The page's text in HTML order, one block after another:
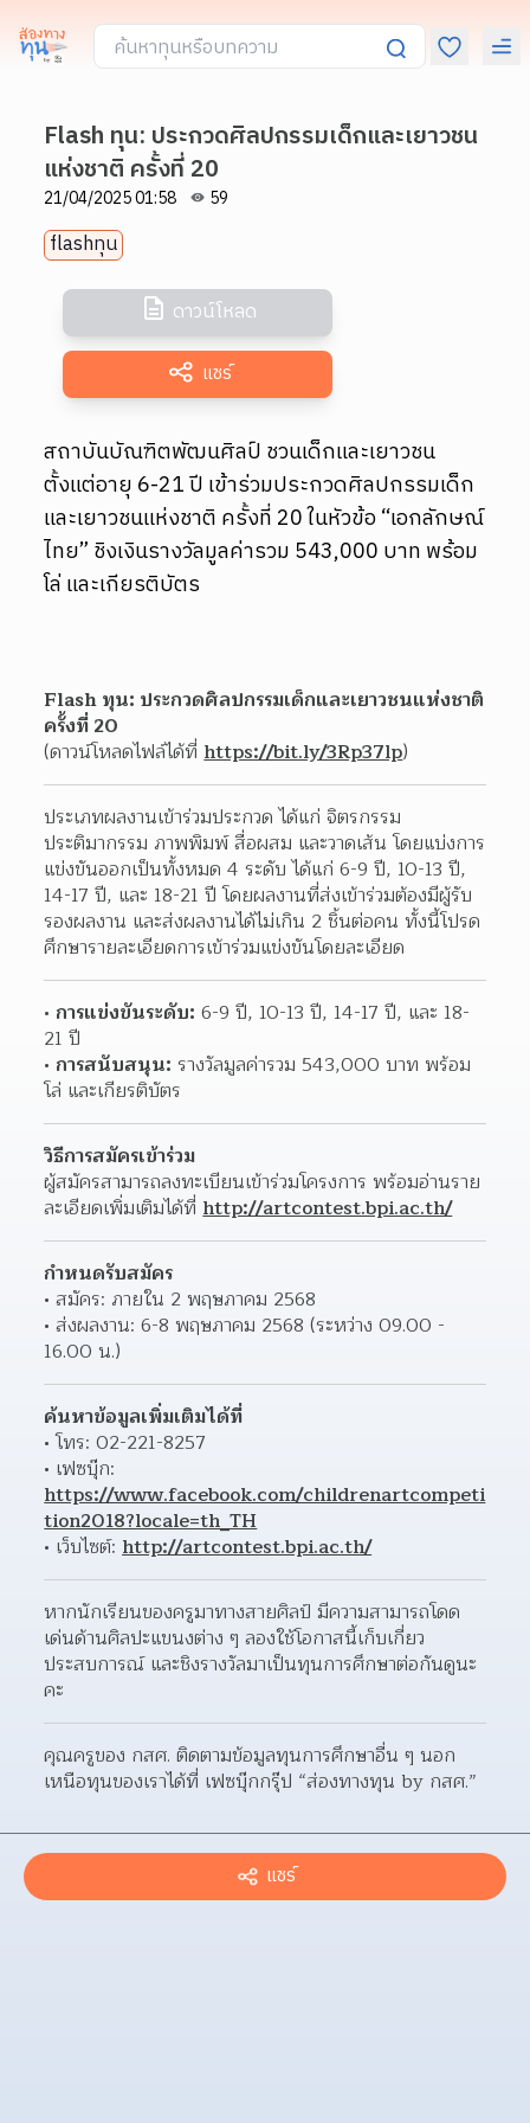
Flash ทุน: ประกวดศิลปกรรมเด็กและเยาวชน
แห่งชาติ ครั้งที่ 20
21/04/2025 01:58 59
flashทุน
ดาวน์โหลด
แชร์
สถาบันบัณฑิตพัฒนศิลป์ ชวนเด็กและเยาวชน
ตั้งแต่อายุ 6-21 ปี เข้าร่วมประกวดศิลปกรรมเด็ก
และเยาวชนแห่งชาติ ครั้งที่ 20 ในหัวข้อ “เอกลักษณ์
ไทย” ชิงเงินรางวัลมูลค่ารวม 543,000 บาท พร้อม
โล่ และเกียรติบัตร
Flash ทุน: ประกวดศิลปกรรมเด็กและเยาวชนแห่งชาติ
ครั้งที่ 20
(ดาวน์โหลดไฟล์ได้ที่ https://bit.ly/3Rp37lp)
ประเภทผลงานเข้าร่วมประกวด ได้แก่ จิตรกรรม
ประติมากรรม ภาพพิมพ์ สื่อผสม และวาดเส้น โดยแบ่งการ
แข่งขันออกเป็นทั้งหมด 4 ระดับ ได้แก่ 6-9 ปี, 10-13 ปี,
14-17 ปี, และ 18-21 ปี โดยผลงานที่ส่งเข้าร่วมต้องมีผู้รับ
รองผลงาน และส่งผลงานได้ไม่เกิน 2 ชิ้นต่อคน ทั้งนี้โปรด
ศึกษารายละเอียดการเข้าร่วมแข่งขันโดยละเอียด
การแข่งขันระดับ: 6-9 ปี, 10-13 ปี, 14-17 ปี, และ 18-
21 ปี
การสนับสนุน: รางวัลมูลค่ารวม 543,000 บาท พร้อม
โล่ และเกียรติบัตร
วิธีการสมัครเข้าร่วม
ผู้สมัครสามารถลงทะเบียนเข้าร่วมโครงการ พร้อมอ่านราย
ละเอียดเพิ่มเติมได้ที่ http://artcontest.bpi.ac.th/
กำหนดรับสมัคร
สมัคร: ภายใน 2 พฤษภาคม 2568
ส่งผลงาน: 6-8 พฤษภาคม 2568 (ระหว่าง 09.00 -
16.00 น.)
ค้นหาข้อมูลเพิ่มเติมได้ที่
โทร: 02-221-8257
https://www.facebook.com/childrenartcompeti
tion2018?locale=th_TH
เว็บไซต์: http://artcontest.bpi.ac.th/
หากนักเรียนของครูมาทางสายศิลป์ มีความสามารถโดด
เด่นด้านศิลปะแขนงต่าง ๆ ลองใช้โอกาสนี้เก็บเกี่ยว
ประสบการณ์ และชิงรางวัลมาเป็นทุนการศึกษาต่อกันดูนะ
คะ
คุณครูของ กสศ. ติดตามข้อมูลทุนการศึกษาอื่น ๆ นอก
เหนือทุนของเราได้ที่ เฟซบุ๊กกรุ๊ป “ส่องทางทุน by กสศ.”
แชร์